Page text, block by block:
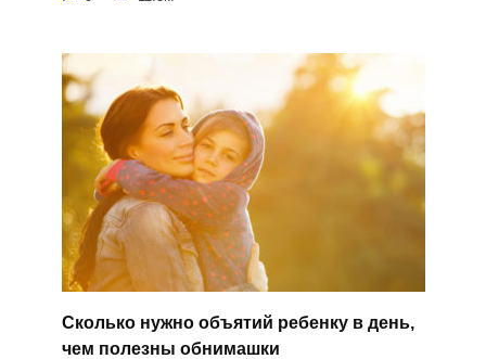
Сколько нужно объятий ребенку в день,
чем полезны обнимашки